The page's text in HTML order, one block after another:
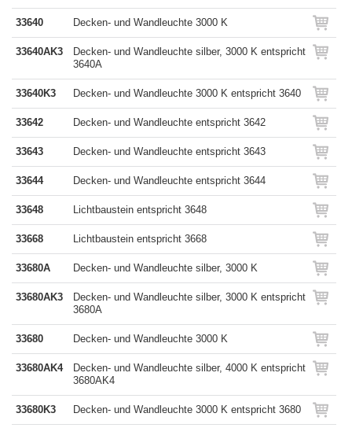
33640 Decken- und Wandleuchte 3000 K
33640AK3
Decken- und Wandleuchte silber, 3000 K entspricht
3640A
33640K3 Decken- und Wandleuchte 3000 K entspricht 3640
33642 Decken- und Wandleuchte entspricht 3642
33643 Decken- und Wandleuchte entspricht 3643
33644 Decken- und Wandleuchte entspricht 3644
33648 Lichtbaustein entspricht 3648
33668 Lichtbaustein entspricht 3668
33680A Decken- und Wandleuchte silber, 3000 K
33680AK3
Decken- und Wandleuchte silber, 3000 K entspricht
3680A
33680 Decken- und Wandleuchte 3000 K
33680AK4
Decken- und Wandleuchte silber, 4000 K entspricht
3680AK4
33680K3 Decken- und Wandleuchte 3000 K entspricht 3680